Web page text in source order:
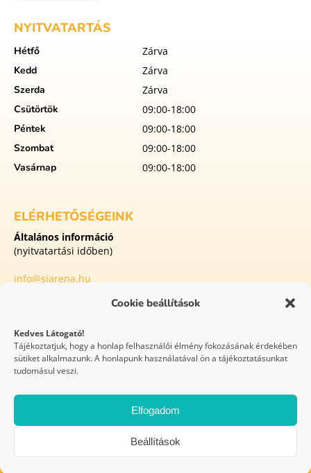
Cookie beállítások
Kedves Látogató!
Tájékoztatjuk, hogy a honlap felhasználói élmény fokozásának érdekében
sütiket alkalmazunk. A honlapunk használatával ön a tájékoztatásunkat
tudomásul veszi.
Elfogadom
Beállítások
NYITVATARTÁS
Hétfő
Zárva
Kedd
Zárva
Szerda
Zárva
Csütörtök
09:00-18:00
Péntek
09:00-18:00
Szombat
09:00-18:00
Vasárnap
09:00-18:00
ELÉRHETŐSÉGEINK
Általános információ
(nyitvatartási időben)
info@siarena.hu
WEBOLDAL
Síaréna Vibe Park Eplény 2026 © Minden jog fenntartva
Covid protokollFestipay – ÁSZF